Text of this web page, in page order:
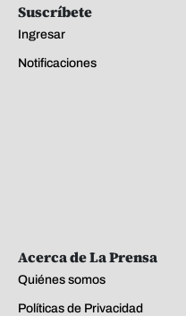
Suscríbete
Ingresar
Notificaciones
Acerca de La Prensa
Quiénes somos
Políticas de Privacidad